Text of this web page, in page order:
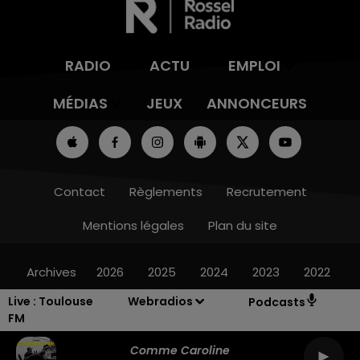
Live : Toulouse
FM
Webradios Podcasts
Comme Caroline
RADIO ACTU
EMPLOI
MÉDIAS
JEUX ANNONCEURS
Contact Règlements
Recrutement
Mentions légales
Plan du site
Archives 2026 2025 2024 2023 2022